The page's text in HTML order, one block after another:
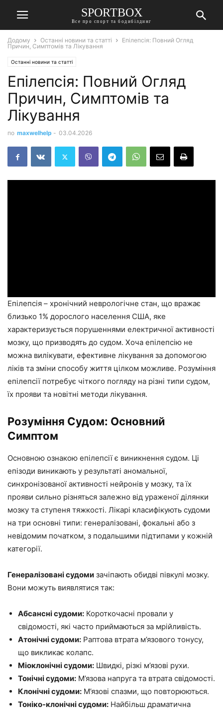
SPORTBOX
Все про спорт та бодибілдинг
Додому Останні новини та статті
Епілепсія: Повний Огляд
Причин, Симптомів та Лікування
Останні новини та статті
Епілепсія: Повний Огляд
Причин, Симптомів та
Лікування
по maxwelhelp - 03.04.2026
Епілепсія – хронічний неврологічне стан, що вражає
близько 1% дорослого населення США, яке
характеризується порушеннями електричної активності
мозку, що призводять до судом. Хоча епілепсію не
можна вилікувати, ефективне лікування за допомогою
ліків та зміни способу життя цілком можливе. Розуміння
епілепсії потребує чіткого погляду на різні типи судом,
їх прояви та новітні методи лікування.
Розуміння Судом: Основний
Симптом
Основною ознакою епілепсії є виникнення судом. Ці
епізоди виникають у результаті аномальної,
синхронізованої активності нейронів у мозку, та їх
прояви сильно різняться залежно від ураженої ділянки
мозку та ступеня тяжкості. Лікарі класифікують судоми
на три основні типи: генералізовані, фокальні або з
невідомим початком, з подальшими підтипами у кожній
категорії.
Генералізовані судоми зачіпають обидві півкулі мозку.
Вони можуть виявлятися так:
Абсансні судоми: Короткочасні провали у
свідомості, які часто приймаються за мрійливість.
Атонічні судоми: Раптова втрата м’язового тонусу,
що викликає колапс.
Міоклонічні судоми: Швидкі, різкі м’язові рухи.
Тонічні судоми: М’язова напруга та втрата свідомості.
Клонічні судоми: М’язові спазми, що повторюються.
Тоніко-клонічні судоми: Найбільш драматична